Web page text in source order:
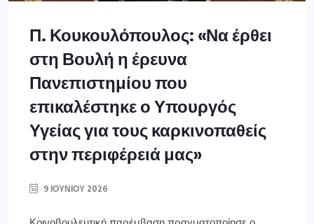
Π. Κουκουλόπουλος: «Να έρθει
στη Βουλή η έρευνα
Πανεπιστημίου που
επικαλέστηκε ο Υπουργός
Υγείας για τους καρκινοπαθείς
στην περιφέρειά μας»
9 ΙΟΥΝΊΟΥ 2026